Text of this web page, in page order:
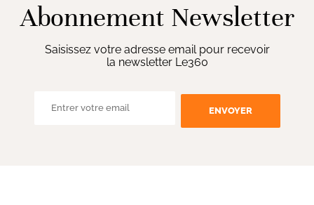
Abonnement Newsletter
Saisissez votre adresse email pour recevoir
la newsletter Le360
ENVOYER